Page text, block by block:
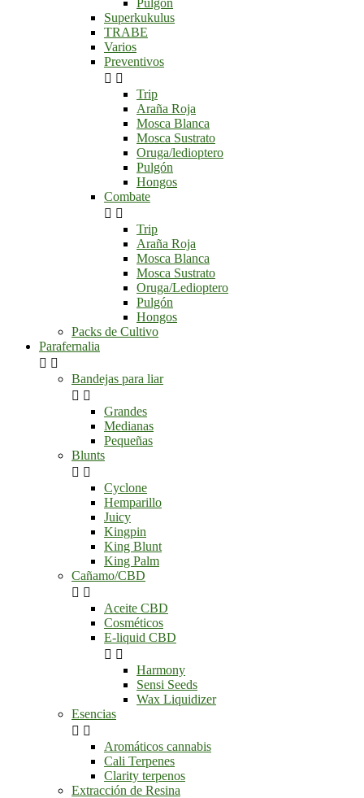
Superkukulus
TRABE
Varios
Preventivos
 
Trip
Araña Roja
Mosca Blanca
Mosca Sustrato
Oruga/ledioptero
Pulgón
Hongos
Combate
 
Trip
Araña Roja
Mosca Blanca
Mosca Sustrato
Oruga/Ledioptero
Pulgón
Hongos
Packs de Cultivo
Parafernalia
 
Bandejas para liar
 
Grandes
Medianas
Pequeñas
Blunts
 
Cyclone
Hemparillo
Juicy
Kingpin
King Blunt
King Palm
Cañamo/CBD
 
Aceite CBD
Cosméticos
E-liquid CBD
 
Harmony
Sensi Seeds
Wax Liquidizer
Esencias
 
Aromáticos cannabis
Cali Terpenes
Clarity terpenos
Extracción de Resina